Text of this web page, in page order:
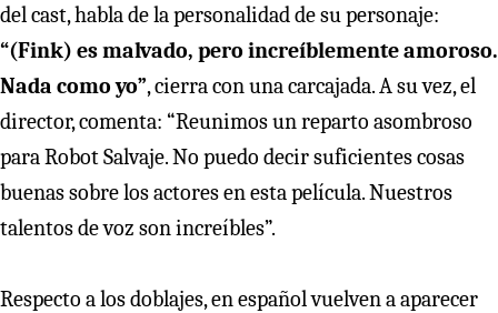
del cast, habla de la personalidad de su personaje:
“(Fink) es malvado, pero increíblemente amoroso.
Nada como yo”, cierra con una carcajada. A su vez, el
director, comenta: “Reunimos un reparto asombroso
para Robot Salvaje. No puedo decir suficientes cosas
buenas sobre los actores en esta película. Nuestros
talentos de voz son increíbles”.
Respecto a los doblajes, en español vuelven a aparecer